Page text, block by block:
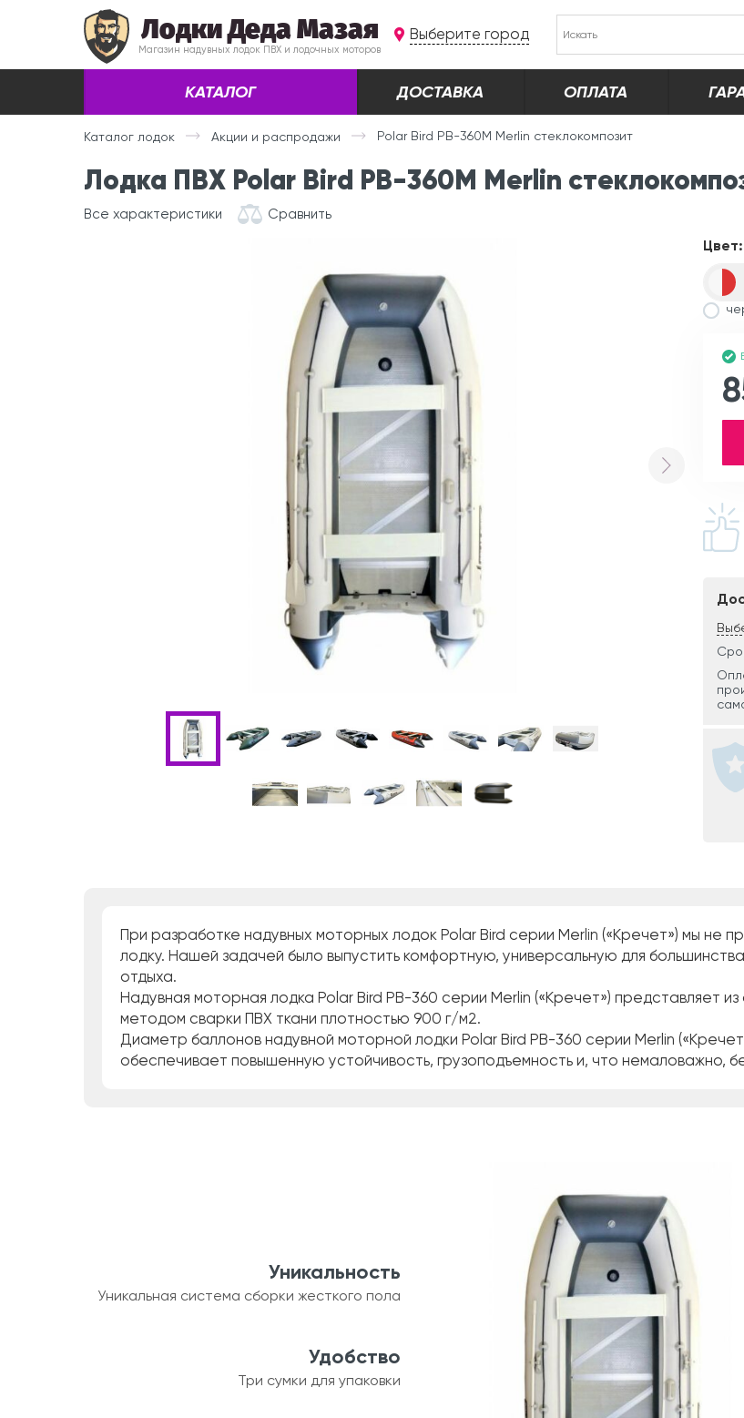
Лодки Деда Мазая
Магазин надувных лодок ПВХ и лодочных моторов
Выберите город
КАТАЛОГ ДОСТАВКА ОПЛАТА
Каталог лодок Акции и распродажи Polar Bird PB-360M Merlin стеклокомпозит
Лодка ПВХ Polar Bird PB-360M Merlin
Все характеристики Сравнить
Цвет:
При разработке надувных моторных лодок Polar Bird серии Merlin («Кречет») мы не
лодку. Нашей задачей было выпустить комфортную, универсальную для
отдыха.
Надувная моторная лодка Polar Bird РВ-360 серии Merlin («Кречет») представляет
методом сварки ПВХ ткани плотностью 900 г/м2.
Диаметр баллонов надувной моторной лодки Polar Bird РВ-360 серии Merlin
обеспечивает повышенную устойчивость, грузоподъемность и, что немаловажно,
Уникальность
Уникальная система сборки жесткого пола
Удобство
Три сумки для упаковки